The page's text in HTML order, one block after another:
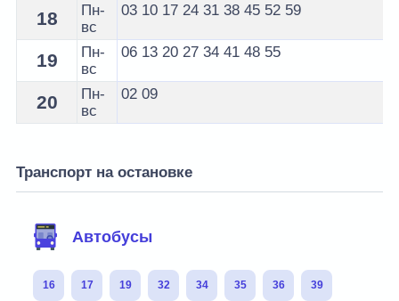
18
Пн-
вс
03 10 17 24 31 38 45 52 59
19
Пн-
вс
06 13 20 27 34 41 48 55
20
Пн-
вс
02 09
Транспорт на остановке
Автобусы
16 17 19 32 34 35 36 39